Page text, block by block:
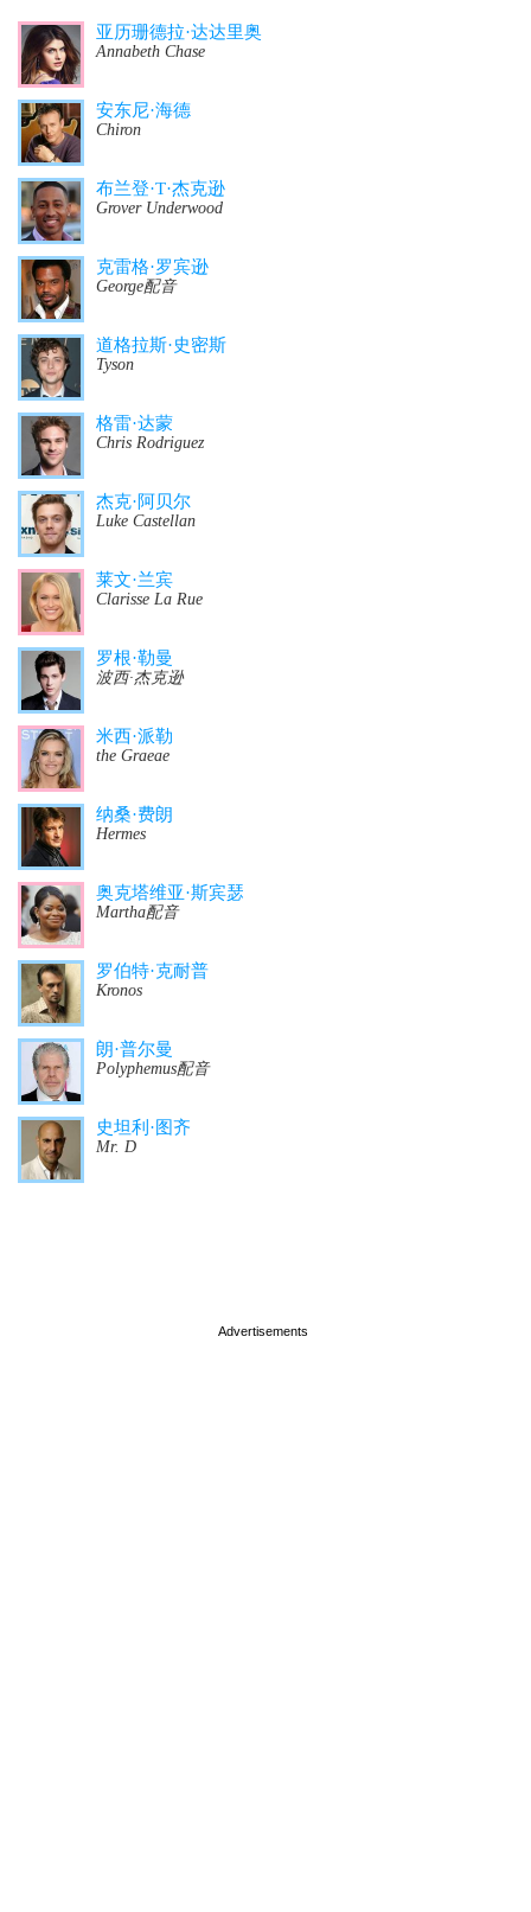
亚历珊德拉·达达里奥
Annabeth Chase
安东尼·海德
Chiron
布兰登·T·杰克逊
Grover Underwood
克雷格·罗宾逊
George配音
道格拉斯·史密斯
Tyson
格雷·达蒙
Chris Rodriguez
杰克·阿贝尔
Luke Castellan
莱文·兰宾
Clarisse La Rue
罗根·勒曼
波西·杰克逊
米西·派勒
the Graeae
纳桑·费朗
Hermes
奥克塔维亚·斯宾瑟
Martha配音
罗伯特·克耐普
Kronos
朗·普尔曼
Polyphemus配音
史坦利·图齐
Mr. D